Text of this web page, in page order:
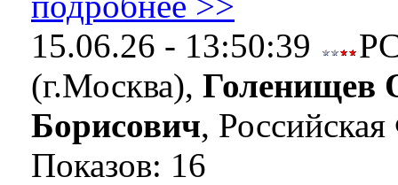
15.06.26 - 13:50:39
(г.Москва), Голенищев
Борисович,
Показов: 16